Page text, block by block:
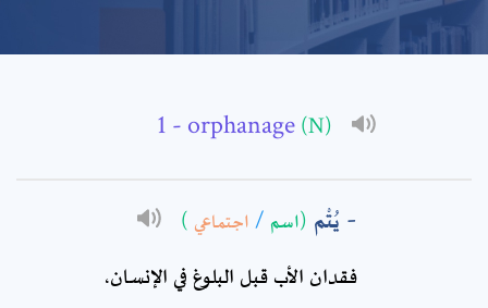
- orphanage (N)
يُتْم (اسم / اجتماعي )
فقدان الأب قبل البلوغ في الإنسان،
Add a comment